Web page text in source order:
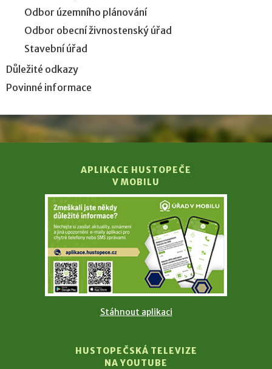
Odbor územního plánování
Odbor obecní živnostenský úřad
Stavební úřad
Důležité odkazy
Povinné informace
APLIKACE HUSTOPEČE
V MOBILU
Stáhnout aplikaci
HUSTOPEČSKÁ TELEVIZE
NA YOUTUBE